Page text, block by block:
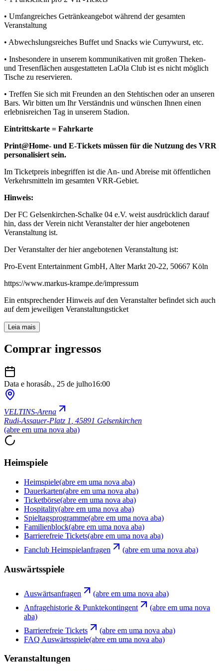
• Umfangreiches Getränkeangebot während der gesamten
Veranstaltung
• Abwechslungsreiches Buffet und Snacks wie Currywurst, etc.
• Insbesondere in unserem kommunikativen mit großen Theken-
und Tresenflächen ausgestatteten LaOla Club ist es nicht möglich
Tische zu reservieren.
• Treffen Sie sich mit Freunden an den Stehtischen oder an unseren
Bars. Wir bitten um Ihr Verständnis und wünschen Ihnen einen
erlebnisreichen Tag in unserem Stadion.
Eintrittskarte = Fahrkarte
Print@Home- und E-Tickets müssen für die Nutzung des VRR
personalisiert sein.
Im Ticketpreis inbegriffen ist die An- und Abreise mit öffentlichen
Verkehrsmitteln im gesamten VRR-Gebiet.
Hinweis:
Der FC Gelsenkirchen-Schalke 04 e.V. weist ausdrücklich darauf
hin, dass der Verein nicht Veranstalter der hier angebotenen
Veranstaltung ist.
Der Veranstalter der hier angebotenen Veranstaltung ist:
Pro-Event Entertainment GmbH, Alter Markt 20-22, 50667 Köln
https://www.markus-krampe.de/impressum
Ein entsprechender Hinweis auf den Veranstalter befindet sich auch
auf dem jeweiligen Veranstaltungsticket
Leia mais
Comprar ingressos
Data e horasáb., 25 de julho16:00
VELTINS-Arena
Rudi-Assauer-Platz 1 45891 Gelsenkirchen
(abre em uma nova aba)
Heimspiele
Heimspiele(abre em uma nova aba)
Dauerkarten(abre em uma nova aba)
Ticketbörse(abre em uma nova aba)
Hospitality(abre em uma nova aba)
Spieltagsprogramme(abre em uma nova aba)
Familienblock(abre em uma nova aba)
Barrierefreie Tickets(abre em uma nova aba)
Fanclub Heimspielanfragen
(abre em uma nova aba)
Auswärtsspiele
Auswärtsanfragen
(abre em uma nova aba)
Anfragehistorie & Punktekontingent
(abre em uma nova
aba)
Barrierefreie Tickets
(abre em uma nova aba)
FAQ Auswärtsspiele(abre em uma nova aba)
Veranstaltungen